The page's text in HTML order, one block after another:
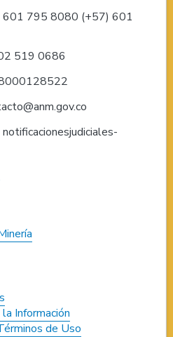
601 795 8080 (+57) 601
519 0686
Información
de Uso